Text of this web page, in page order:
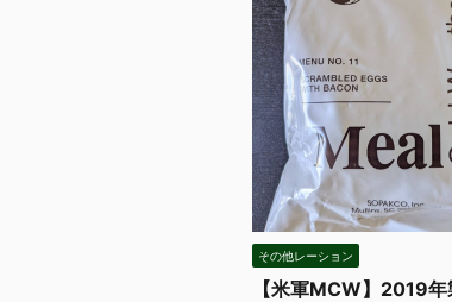
その他レーション
【米軍MCW】2019